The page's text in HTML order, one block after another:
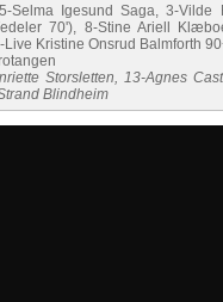
Selma Igesund Saga, 3-
70'), 8-Stine Ariell
Kristine Onsrud Balmforth
Storsletten, 13-Agnes
Blindheim